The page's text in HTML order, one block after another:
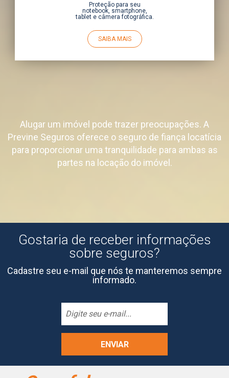
Proteção para seu
notebook, smartphone,
tablet e câmera fotográfica.
SAIBA MAIS
Alugar um imóvel pode trazer preocupações. A
Previne Seguros oferece o seguro de fiança locatícia
para proporcionar uma tranquilidade para ambas as
partes na locação do imóvel.
Gostaria de receber informações
sobre seguros?
Cadastre seu e-mail que nós te manteremos sempre
informado.